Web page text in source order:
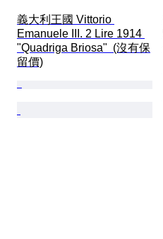
義大利王國 Vittorio
Emanuele III. 2 Lire 1914
"Quadriga Briosa"  (沒有保
留價)